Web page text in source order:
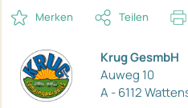
Merken Teilen
Krug GesmbH
Auweg 10
A - 6112